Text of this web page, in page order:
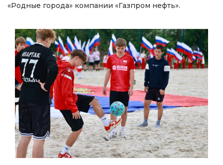
«Родные города» компании «Газпром нефть».